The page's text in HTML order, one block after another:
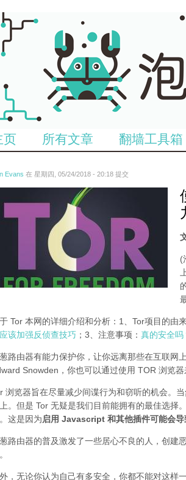
页 所有文章 翻墙工具箱
Evans 在 星期四, 05/24/2018 - 20:18 提交
(
Tor 本网的详细介绍和分析：1、Tor项目的由来
该加强反侦查技巧 ；3、注意事项： 真的安全吗
路由器有能力保护你，让你远离那些在互联网
Snowden，你也可以通过使用 TOR 浏览器
浏览器旨在尽量减少间谍行为和窃听的机会。
。但是 Tor 无疑是我们目前能拥有的最佳选择
这是因为启用 Javascript 和其他插件可能会
路由器的普及激发了一些居心不良的人，创建
，无论你认为自己有多安全，你都不能对这样